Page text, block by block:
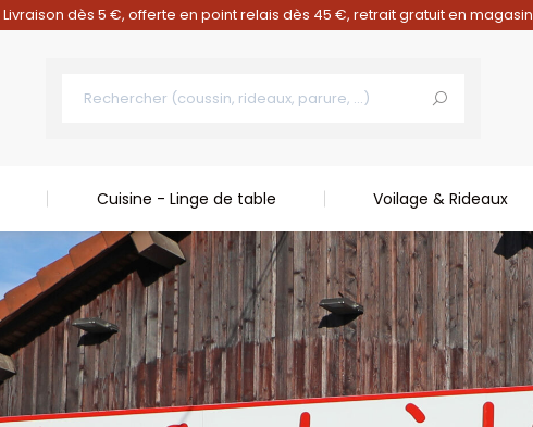
Livraison dès 5 €, offerte en point relais dès 45 €, retrait gratuit en magasin
Cuisine - Linge de table Voilage & Rideaux